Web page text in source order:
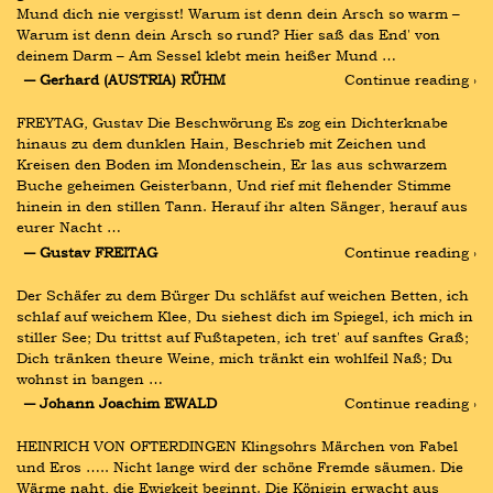
Mund dich nie vergisst! Warum ist denn dein Arsch so warm –
Warum ist denn dein Arsch so rund? Hier saß das End' von
deinem Darm – Am Sessel klebt mein heißer Mund …
― Gerhard (AUSTRIA) RÜHM
Continue reading ›
FREYTAG, Gustav Die Beschwörung Es zog ein Dichterknabe
hinaus zu dem dunklen Hain, Beschrieb mit Zeichen und
Kreisen den Boden im Mondenschein, Er las aus schwarzem
Buche geheimen Geisterbann, Und rief mit flehender Stimme
hinein in den stillen Tann. Herauf ihr alten Sänger, herauf aus
eurer Nacht …
― Gustav FREITAG
Continue reading ›
Der Schäfer zu dem Bürger Du schläfst auf weichen Betten, ich
schlaf auf weichem Klee, Du siehest dich im Spiegel, ich mich in
stiller See; Du trittst auf Fußtapeten, ich tret' auf sanftes Graß;
Dich tränken theure Weine, mich tränkt ein wohlfeil Naß; Du
wohnst in bangen …
― Johann Joachim EWALD
Continue reading ›
HEINRICH VON OFTERDINGEN Klingsohrs Märchen von Fabel
und Eros ….. Nicht lange wird der schöne Fremde säumen. Die
Wärme naht, die Ewigkeit beginnt. Die Königin erwacht aus